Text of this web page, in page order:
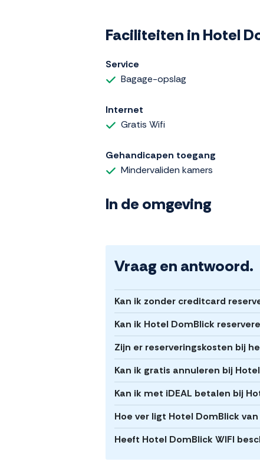
Faciliteiten in Hotel
Service
Bagage-opslag
Internet
Gratis Wifi
Gehandicapen toegang
Mindervaliden kamers
In de omgeving
Vraag en antwoord.
Kan ik zonder creditcard
Kan ik Hotel DomBlick
Zijn er reserveringskosten bij
Kan ik gratis annuleren bij
Kan ik met iDEAL betalen bij
Hoe ver ligt Hotel DomBlick
Heeft Hotel DomBlick WIFI